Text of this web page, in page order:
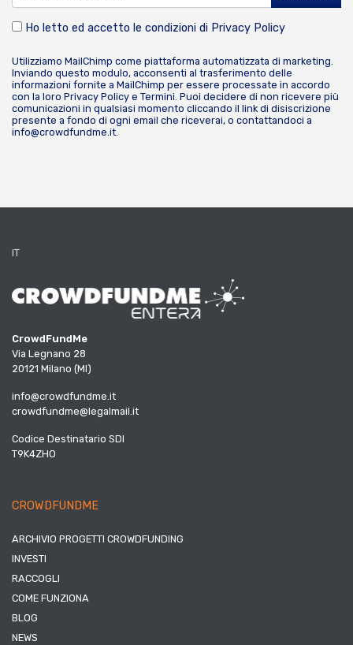
Ho letto ed accetto le condizioni di Privacy Policy
Utilizziamo MailChimp come piattaforma automatizzata di marketing.
Inviando questo modulo, acconsenti al trasferimento delle
informazioni fornite a MailChimp per essere processate in accordo
con la loro Privacy Policy e Termini. Puoi decidere di non ricevere più
comunicazioni in qualsiasi momento cliccando il link di disiscrizione
presente a fondo di ogni email che riceverai, o contattandoci a
info@crowdfundme.it.
IT
CrowdFundMe
Via Legnano 28
20121 Milano (MI)
info@crowdfundme.it
crowdfundme@legalmail.it
Codice Destinatario SDI
T9K4ZHO
CROWDFUNDME
ARCHIVIO PROGETTI CROWDFUNDING
INVESTI
RACCOGLI
COME FUNZIONA
BLOG
NEWS